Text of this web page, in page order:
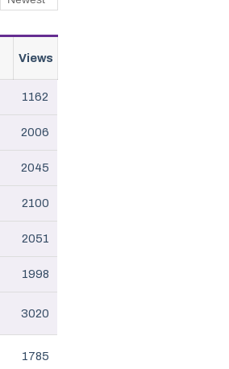
Views
1162
2006
2045
2100
2051
1998
3020
1785